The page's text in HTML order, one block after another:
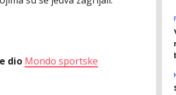
dio Mondo sportske